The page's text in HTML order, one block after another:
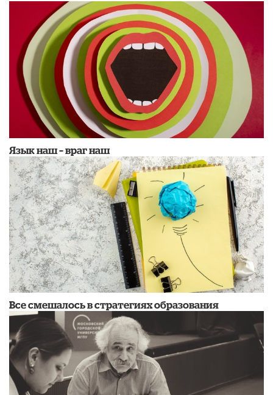
Язык наш – враг наш
Все смешалось в стратегиях образования